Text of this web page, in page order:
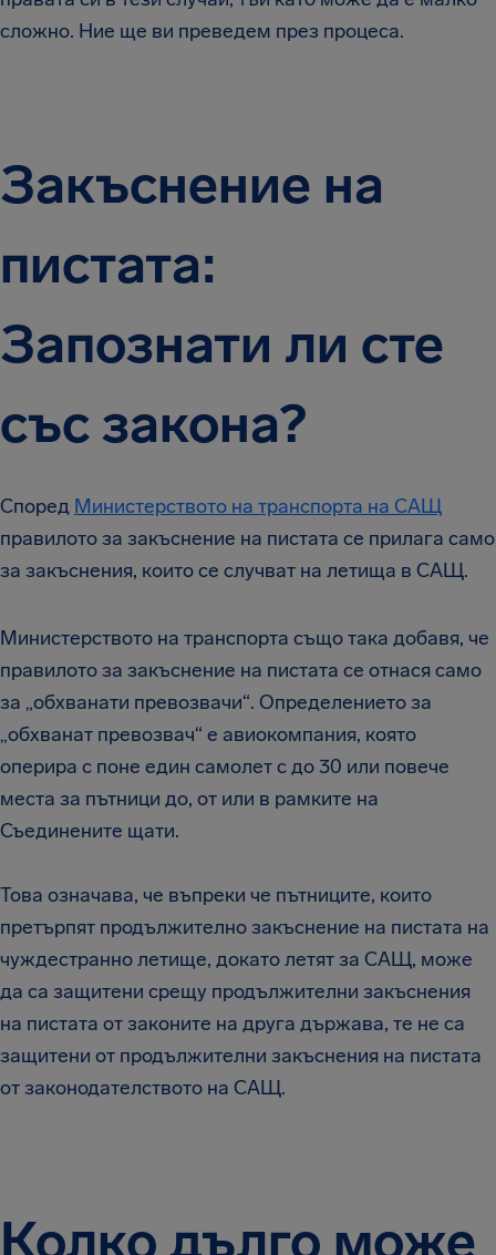
сложно. Ние ще ви преведем през процеса.
Закъснение на
пистата:
Запознати ли сте
със закона?
Според Министерството на транспорта на САЩ
правилото за закъснение на пистата се прилага само
за закъснения, които се случват на летища в САЩ.
Министерството на транспорта също така добавя, че
правилото за закъснение на пистата се отнася само
за „обхванати превозвачи“. Определението за
„обхванат превозвач“ е авиокомпания, която
оперира с поне един самолет с до 30 или повече
места за пътници до, от или в рамките на
Съединените щати.
Това означава, че въпреки че пътниците, които
претърпят продължително закъснение на пистата на
чуждестранно летище, докато летят за САЩ, може
да са защитени срещу продължителни закъснения
на пистата от законите на друга държава, те не са
защитени от продължителни закъснения на пистата
от законодателството на САЩ.
Колко дълго може